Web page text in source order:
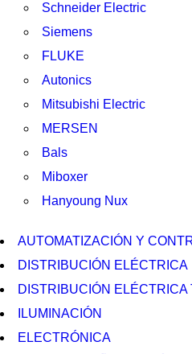
Schneider Electric
Siemens
FLUKE
Autonics
Mitsubishi Electric
MERSEN
Bals
Miboxer
Hanyoung Nux
AUTOMATIZACIÓN Y
DISTRIBUCIÓN ELÉCTRICA
DISTRIBUCIÓN ELÉCTRICA
ILUMINACIÓN
ELECTRÓNICA